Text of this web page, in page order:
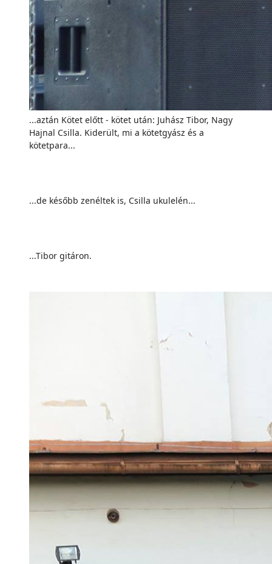
...aztán Kötet előtt - kötet után: Juhász Tibor, Nagy
Hajnal Csilla. Kiderült, mi a kötetgyász és a
kötetpara...
...de később zenéltek is, Csilla ukulelén...
...Tibor gitáron.